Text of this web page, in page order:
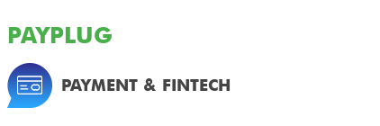
PAYPLUG
PAYMENT & FINTECH